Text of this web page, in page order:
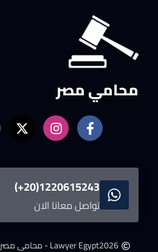
محامي مصر
1220615243(20+)
تواصل معانا الان
2026Lawyer Egypt - محامى مصر.